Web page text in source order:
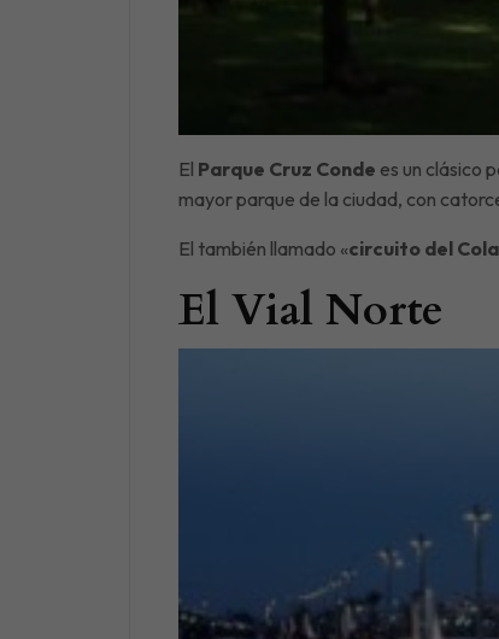
El Parque Cruz Conde es un clásico
mayor parque de la ciudad, con
El también llamado «circuito del
El Vial Norte